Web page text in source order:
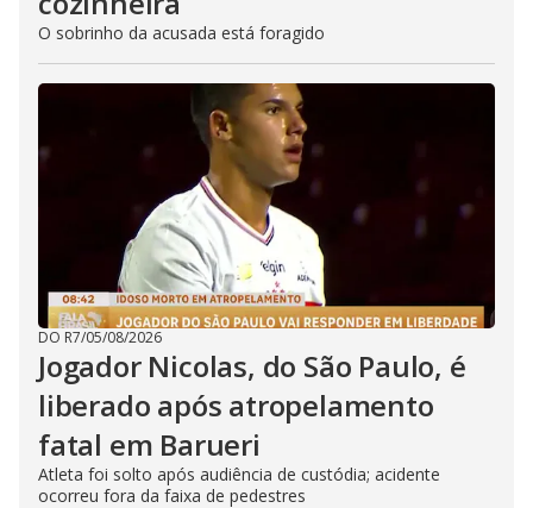
O sobrinho da acusada está foragido
DO R7/05/08/2026
Jogador Nicolas, do São Paulo, é
liberado após atropelamento
fatal em Barueri
Atleta foi solto após audiência de custódia; acidente
ocorreu fora da faixa de pedestres